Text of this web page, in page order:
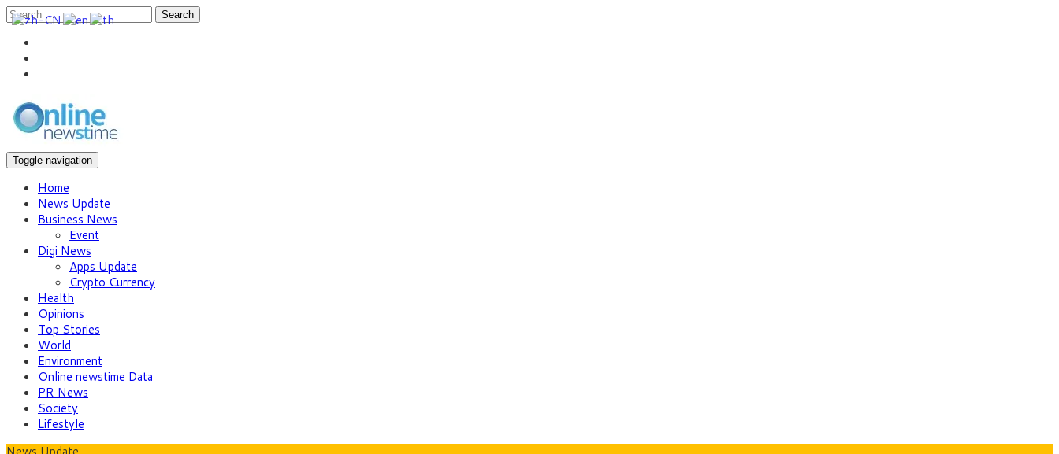
Search
Toggle navigation
Home
News Update
Business News
Event
Digi News
Apps Update
Crypto Currency
Health
Opinions
Top Stories
World
Environment
Online newstime Data
PR News
Society
Lifestyle